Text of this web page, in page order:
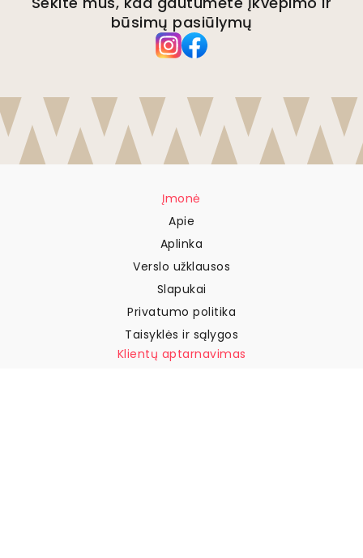
būsimų pasiūlymų
Įmonė
Apie
Aplinka
Verslo užklausos
Slapukai
Privatumo politika
Taisyklės ir sąlygos
Klientų aptarnavimas